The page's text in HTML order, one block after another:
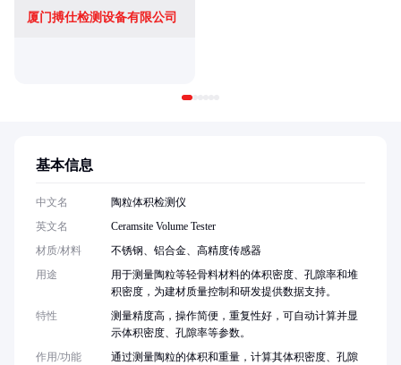
厦门搏仕检测设备有限公司
基本信息
中文名
陶粒体积检测仪
英文名
Ceramsite Volume Tester
材质/材料
不锈钢、铝合金、高精度传感器
用途
用于测量陶粒等轻骨料材料的体积密度、孔隙率和堆
积密度，为建材质量控制和研发提供数据支持。
特性
测量精度高，操作简便，重复性好，可自动计算并显
示体积密度、孔隙率等参数。
作用/功能
通过测量陶粒的体积和重量，计算其体积密度、孔隙